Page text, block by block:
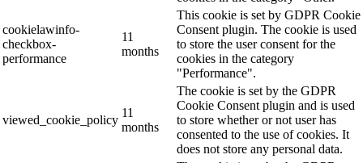
cookielawinfo-
checkbox-
performance
11
months
This cookie is set by GDPR Cookie
Consent plugin. The cookie is used
to store the user consent for the
cookies in the category
"Performance".
viewed_cookie_policy
11
months
The cookie is set by the GDPR
Cookie Consent plugin and is used
to store whether or not user has
consented to the use of cookies. It
does not store any personal data.